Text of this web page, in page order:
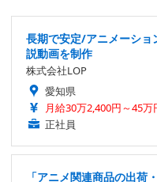
長期で安定/アニメーシ
説動画を制作
株式会社LOP
愛知県
月給30万2,400円～45万
正社員
「アニメ関連商品の出荷